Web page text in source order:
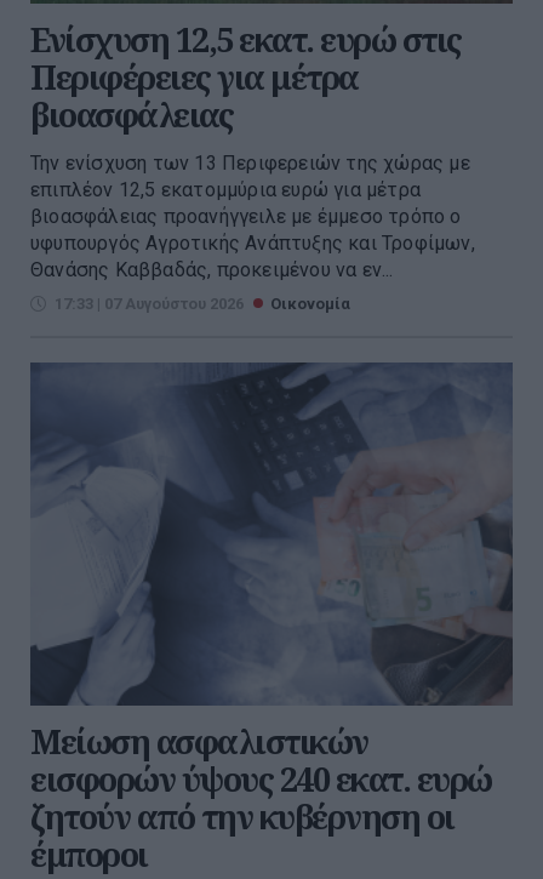
Ενίσχυση 12,5 εκατ. ευρώ στις
Περιφέρειες για μέτρα
βιοασφάλειας
Την ενίσχυση των 13 Περιφερειών της χώρας με
επιπλέον 12,5 εκατομμύρια ευρώ για μέτρα
βιοασφάλειας προανήγγειλε με έμμεσο τρόπο ο
υφυπουργός Αγροτικής Ανάπτυξης και Τροφίμων,
Θανάσης Καββαδάς, προκειμένου να εν...
17:33 | 07 Αυγούστου 2026 Οικονομία
Μείωση ασφαλιστικών
εισφορών ύψους 240 εκατ. ευρώ
ζητούν από την κυβέρνηση οι
έμποροι